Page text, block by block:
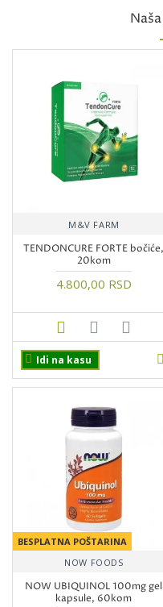
M&V FARM
TENDONCURE FORTE bočiće,
20kom
4.800,00 RSD
Idi na kasu
BESPLATNA POŠTARINA
NOW FOODS
NOW UBIQUINOL 100mg gel
kapsule, 60kom